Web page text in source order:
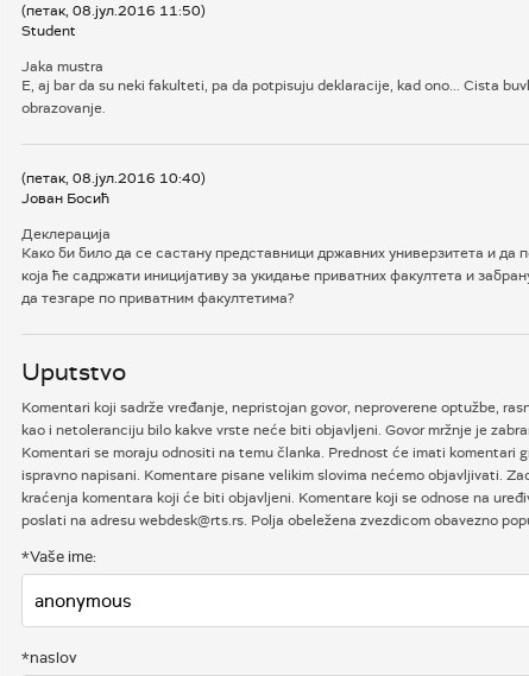
(петак, 08.јул.2016 11:50)
Student
Jaka mustra
E, aj bar da su neki fakulteti, pa da potpisuju deklaracije, kad ono... Cista
obrazovanje.
(петак, 08.јул.2016 10:40)
Јован Босић
Деклерација
Како би било да се састану представници државних универзитета и да
која ће садржати иницијативу за укидање приватних факултета и
да тезгаре по приватним факултетима?
Uputstvo
Komentari koji sadrže vređanje, nepristojan govor, neproverene optužbe,
kao i netoleranciju bilo kakve vrste neće biti objavljeni. Govor mržnje je
Komentari se moraju odnositi na temu članka. Prednost će imati komentari
ispravno napisani. Komentare pisane velikim slovima nećemo objavljivati.
kraćenja komentara koji će biti objavljeni. Komentare koji se odnose na
poslati na adresu webdesk@rts.rs. Polja obeležena zvezdicom obavezno
*Vaše ime:
*naslov